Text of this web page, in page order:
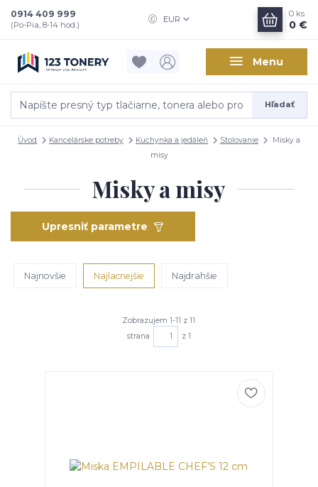
Menu
EUR
Hľadať
0914 409 999
(Po-Pia, 8-14 hod.)
0 ks
0 €
Úvod Kancelárske potreby Kuchynka a jedáleň Stolovanie
Misky a
misy
Misky a misy
Upresniť parametre
Najnovšie Najlacnejšie Najdrahšie
Zobrazujem 1-11 z 11
strana
z 1